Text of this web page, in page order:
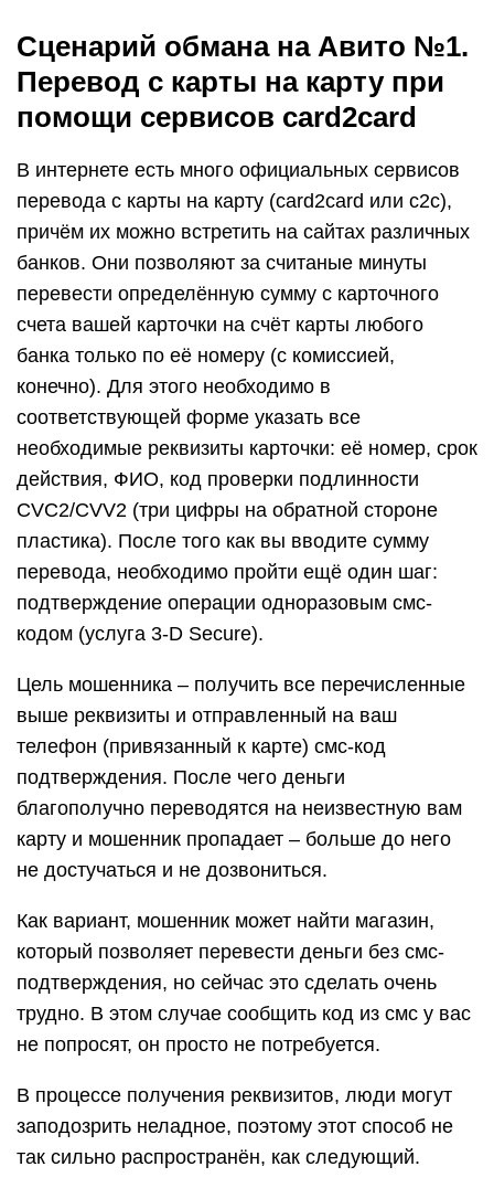
Сценарий обмана на Авито №1.
Перевод с карты на карту при
помощи сервисов card2card
В интернете есть много официальных сервисов
перевода с карты на карту (card2card или c2c),
причём их можно встретить на сайтах различных
банков. Они позволяют за считаные минуты
перевести определённую сумму с карточного
счета вашей карточки на счёт карты любого
банка только по её номеру (с комиссией,
конечно). Для этого необходимо в
соответствующей форме указать все
необходимые реквизиты карточки: её номер, срок
действия, ФИО, код проверки подлинности
CVC2/CVV2 (три цифры на обратной стороне
пластика). После того как вы вводите сумму
перевода, необходимо пройти ещё один шаг:
подтверждение операции одноразовым смс-
кодом (услуга 3-D Secure).
Цель мошенника – получить все перечисленные
выше реквизиты и отправленный на ваш
телефон (привязанный к карте) смс-код
подтверждения. После чего деньги
благополучно переводятся на неизвестную вам
карту и мошенник пропадает – больше до него
не достучаться и не дозвониться.
Как вариант, мошенник может найти магазин,
который позволяет перевести деньги без смс-
подтверждения, но сейчас это сделать очень
трудно. В этом случае сообщить код из смс у вас
не попросят, он просто не потребуется.
В процессе получения реквизитов, люди могут
заподозрить неладное, поэтому этот способ не
так сильно распространён, как следующий.